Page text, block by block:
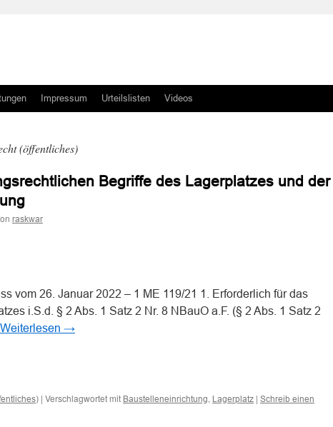
Impressum Urteilslisten Videos
(öffentliches)
Begriffe des Lagerplatzes und der
raskwar
vom 26. Januar 2022 – 1 ME 119/21 1. Erforderlich für das
i.S.d. § 2 Abs. 1 Satz 2 Nr. 8 NBauO a.F. (§ 2 Abs. 1 Satz 2
Weiterlesen →
| Verschlagwortet mit Baustelleneinrichtung, Lagerplatz | Schreib einen